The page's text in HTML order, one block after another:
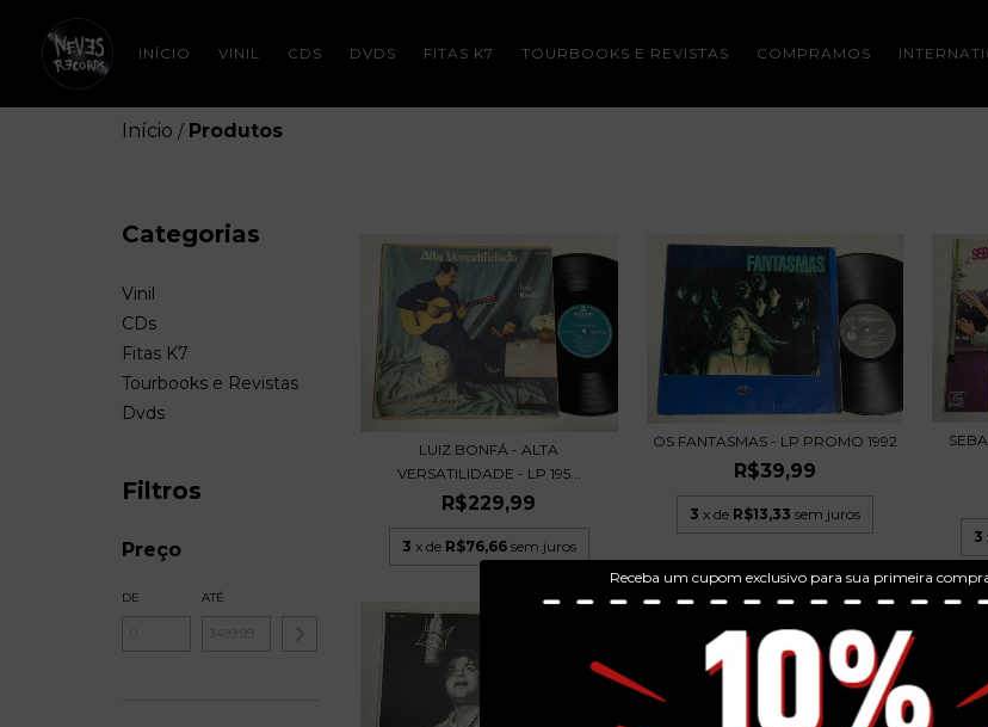
Receba um cupom exclusivo para sua primeira
INÍCIO VINIL CDS DVDS FITAS K7 TOURBOOKS E REVISTAS COMPRAMOS
Início / Produtos
Categorias
Vinil
CDs
Fitas K7
Tourbooks e Revistas
Dvds
Filtros
Preço
DE ATÉ
LUIZ BONFÁ - ALTA
VERSATILIDADE - LP 195...
R$229,99
3 x de R$76,66 sem juros
OS FANTASMAS - LP PROMO 1992
R$39,99
3 x de R$13,33 sem juros
3